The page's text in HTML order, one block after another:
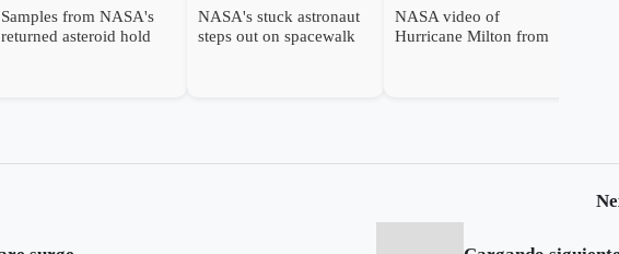
Samples from NASA's
returned asteroid hold
NASA's stuck astronaut
steps out on spacewalk
NASA video of
Hurricane Milton from